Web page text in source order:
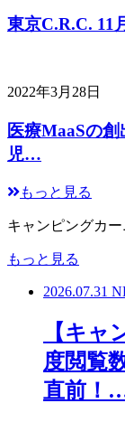
東京C.R.C. 11
2022年3月28日
医療MaaSの
児…
もっと見る
キャンピングカー
もっと見る
2026.07.31
【キャ
度閲覧
直前！